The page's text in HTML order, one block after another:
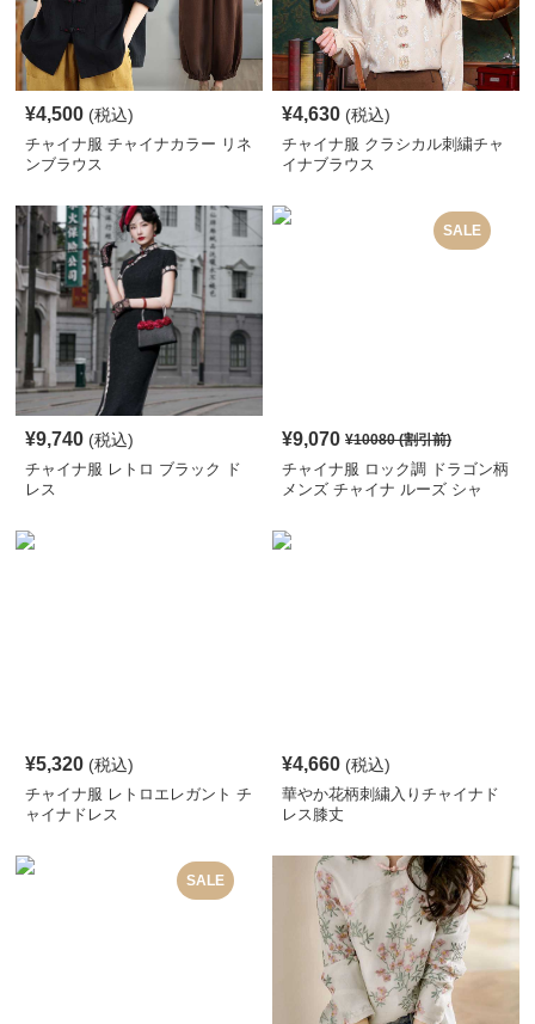
¥4,500 (税込)
チャイナ服 チャイナカラー リネ
ンブラウス
¥4,630 (税込)
チャイナ服 クラシカル刺繍チャ
イナブラウス
¥9,740 (税込)
チャイナ服 レトロ ブラック ド
レス
SALE
¥9,070 ¥10080(割引前)
チャイナ服 ロック調 ドラゴン柄
メンズ チャイナ ルーズ シャ
¥5,320 (税込)
チャイナ服 レトロエレガント チ
ャイナドレス
¥4,660 (税込)
華やか花柄刺繍入りチャイナド
レス膝丈
SALE